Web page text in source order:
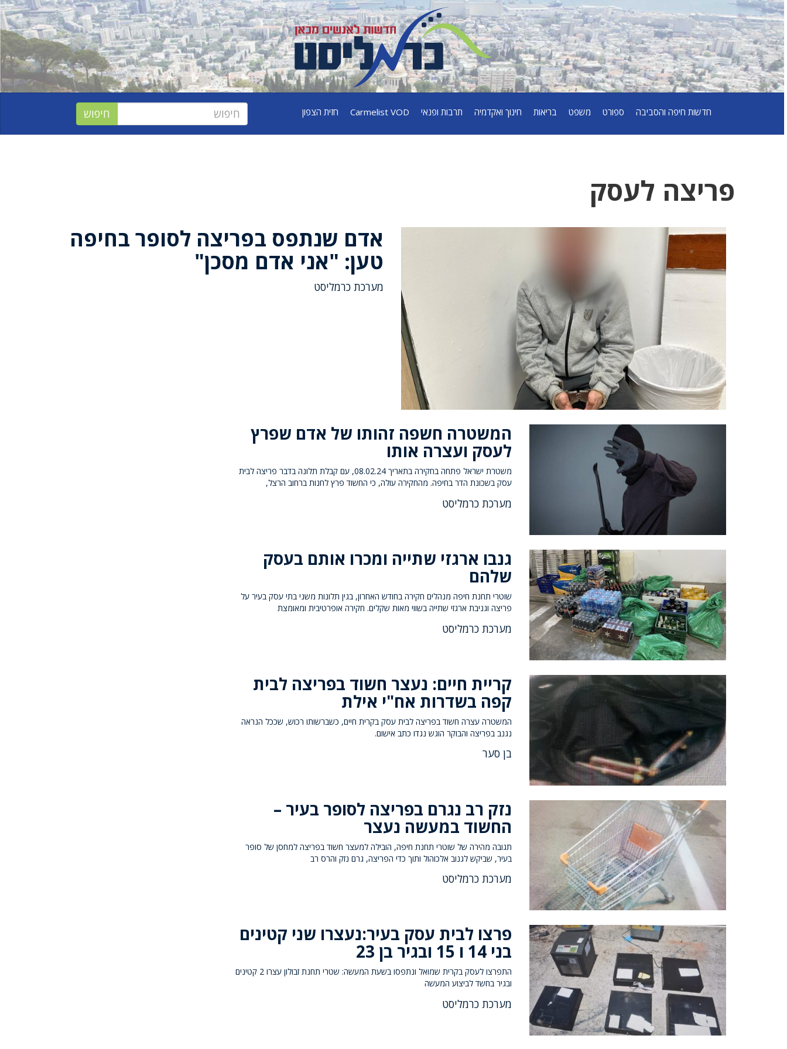
חדשות חיפה והסביבה ספורט משפט בריאות חינוך ואקדמיה תרבות ופנאי Carmelist VOD חזית הצפון
פריצה לעסק
אדם שנתפס בפריצה לסופר בחיפה
טען: "אני אדם מסכן"
מערכת כרמליסט
המשטרה חשפה זהותו של אדם שפרץ
לעסק ועצרה אותו
משטרת ישראל פתחה בחקירה בתאריך 08.02.24, עם קבלת תלונה בדבר פריצה לבית
עסק בשכונת הדר בחיפה. מהחקירה עולה, כי החשוד פרץ לחנות ברחוב הרצל,
מערכת כרמליסט
גנבו ארגזי שתייה ומכרו אותם בעסק
שלהם
שוטרי תחנת חיפה מנהלים חקירה בחודש האחרון, בגין תלונות משני בתי עסק בעיר על
פריצה וגניבת ארגזי שתייה בשווי מאות שקלים. חקירה אופרטיבית ומאומצת
מערכת כרמליסט
קריית חיים: נעצר חשוד בפריצה לבית
קפה בשדרות אח"י אילת
המשטרה עצרה חשוד בפריצה לבית עסק בקרית חיים, כשברשותו רכוש, שככל הנראה
נגנב בפריצה והבוקר הוגש נגדו כתב אישום.
בן סער
נזק רב נגרם בפריצה לסופר בעיר –
החשוד במעשה נעצר
תגובה מהירה של שוטרי תחנת חיפה, הובילה למעצר חשוד בפריצה למחסן של סופר
בעיר, שביקש לגנוב אלכוהול ותוך כדי הפריצה, גרם נזק והרס רב
מערכת כרמליסט
פרצו לבית עסק בעיר:נעצרו שני קטינים
בני 14 ו 15 ובגיר בן 23
התפרצו לעסק בקרית שמואל ונתפסו בשעת המעשה: שטרי תחנת זבולון עצרו 2 קטינים
ובגיר בחשד לביצוע המעשה
מערכת כרמליסט